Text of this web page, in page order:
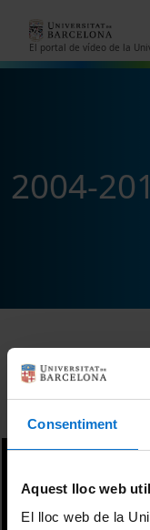
Consentiment
Aquest lloc web
El lloc web de la
El portal de vídeo de la
2004-
Sort